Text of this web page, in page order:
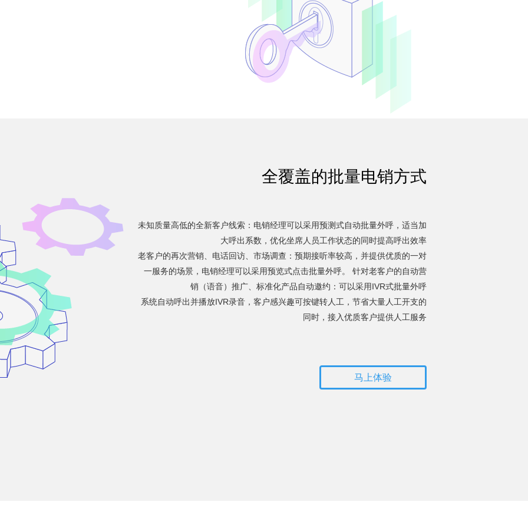
全覆盖的批量电销方式
未知质量高低的全新客户线索：电销经理可以采用预测式自动批量外呼，适当加
大呼出系数，优化坐席人员工作状态的同时提高呼出效率
老客户的再次营销、电话回访、市场调查：预期接听率较高，并提供优质的一对
一服务的场景，电销经理可以采用预览式点击批量外呼。 针对老客户的自动营
销（语音）推广、标准化产品自动邀约：可以采用IVR式批量外呼
系统自动呼出并播放IVR录音，客户感兴趣可按键转人工，节省大量人工开支的
同时，接入优质客户提供人工服务
马上体验